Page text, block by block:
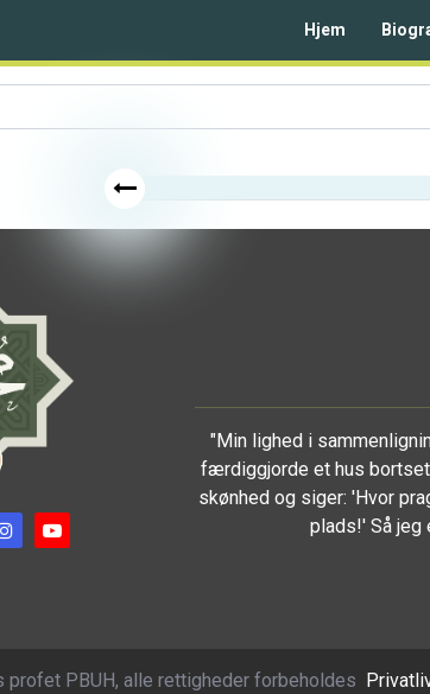
Hjem
"Min lighed i
færdiggjorde et hus bortset
skønhed og siger: 'Hvor
plads!' Så jeg
PBUH, alle rettigheder forbeholdes